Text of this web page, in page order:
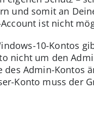
und somit an
ist nicht
10-Kontos
nicht um den
Admin-Kontos
Konto muss der